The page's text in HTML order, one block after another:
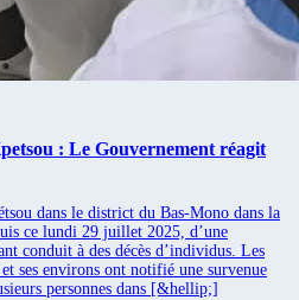
: Le Gouvernement réagit
dans le district du Bas-Mono dans la
ce lundi 29 juillet 2025, d’une
conduit à des décès d’individus. Les
ses environs ont notifié une survenue
personnes dans [&hellip;]